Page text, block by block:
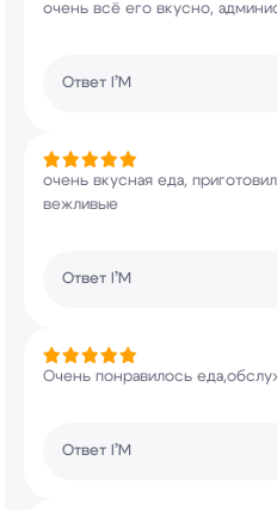
очень всё его вкусно,
Ответ I’M
очень вкусная еда,
вежливые
Ответ I’M
Очень понравилось
Ответ I’M